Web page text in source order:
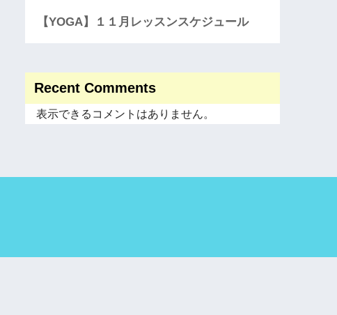
【YOGA】１１月レッスンスケジュール
Recent Comments
表示できるコメントはありません。